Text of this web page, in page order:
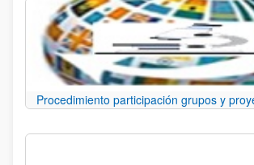
Procedimiento participación grupos y